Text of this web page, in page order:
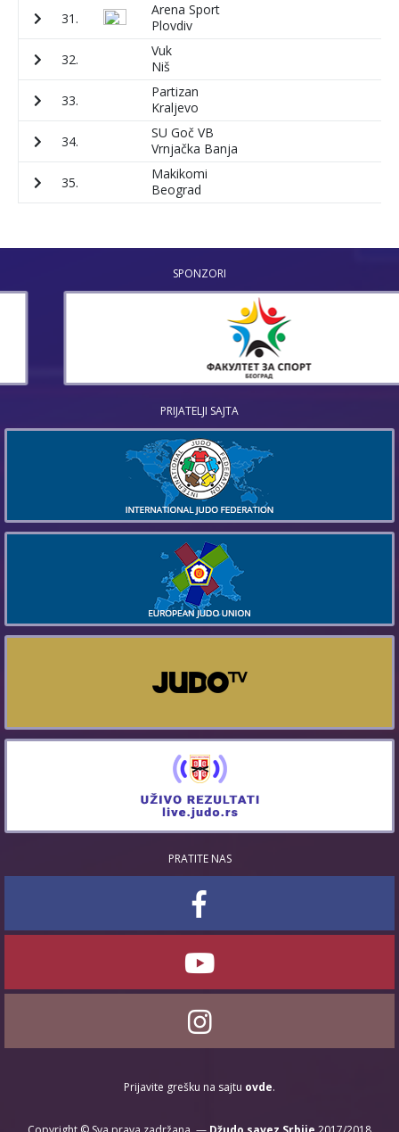
31.
Arena Sport
Plovdiv
32.
Vuk
Niš
33.
Partizan
Kraljevo
34.
SU Goč VB
Vrnjačka Banja
35.
Makikomi
Beograd
SPONZORI
PRIJATELJI SAJTA
PRATITE NAS
Prijavite grešku na sajtu ovde.